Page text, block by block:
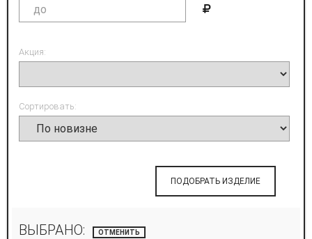
Акция:
Сортировать:
ПОДОБРАТЬ ИЗДЕЛИЕ
ВЫБРАНО: ОТМЕНИТЬ